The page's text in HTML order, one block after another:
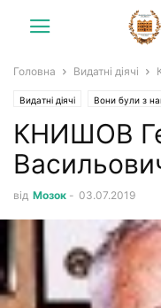
Головна Видатні діячі
Видатні діячі Вони були з
КНИШОВ
від Мозок - 03.07.2019